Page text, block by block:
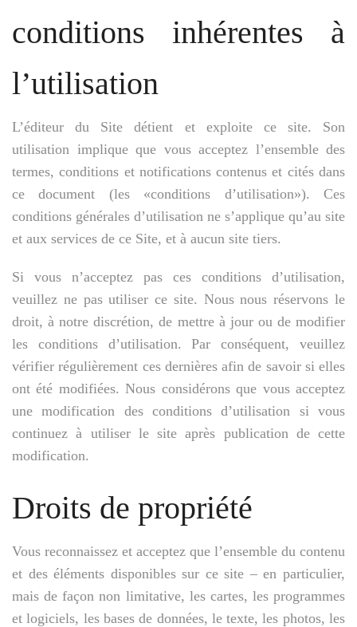
conditions inhérentes à
l’utilisation
L’éditeur du Site détient et exploite ce site. Son
utilisation implique que vous acceptez l’ensemble des
termes, conditions et notifications contenus et cités dans
ce document (les «conditions d’utilisation»). Ces
conditions générales d’utilisation ne s’applique qu’au site
et aux services de ce Site, et à aucun site tiers.
Si vous n’acceptez pas ces conditions d’utilisation,
veuillez ne pas utiliser ce site. Nous nous réservons le
droit, à notre discrétion, de mettre à jour ou de modifier
les conditions d’utilisation. Par conséquent, veuillez
vérifier régulièrement ces dernières afin de savoir si elles
ont été modifiées. Nous considérons que vous acceptez
une modification des conditions d’utilisation si vous
continuez à utiliser le site après publication de cette
modification.
Droits de propriété
Vous reconnaissez et acceptez que l’ensemble du contenu
et des éléments disponibles sur ce site – en particulier,
mais de façon non limitative, les cartes, les programmes
et logiciels, les bases de données, le texte, les photos, les